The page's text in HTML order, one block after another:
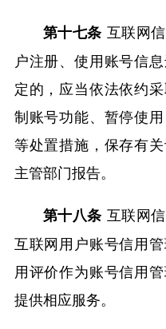
第十七条 互联网
户注册、使用账号信
定的，应当依法依约
制账号功能、暂停使
等处置措施，保存有
主管部门报告。
第十八条 互联网
互联网用户账号信用
用评价作为账号信用
提供相应服务。